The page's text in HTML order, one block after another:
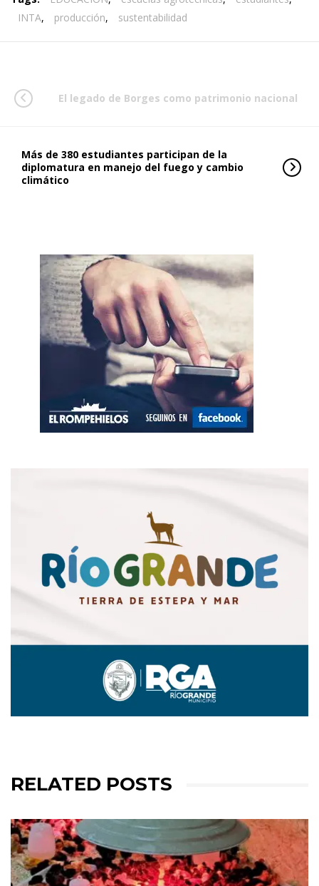
INTA, producción, sustentabilidad
El legado de Borges como patrimonio nacional
Más de 380 estudiantes participan de la
diplomatura en manejo del fuego y cambio
climático
RELATED POSTS